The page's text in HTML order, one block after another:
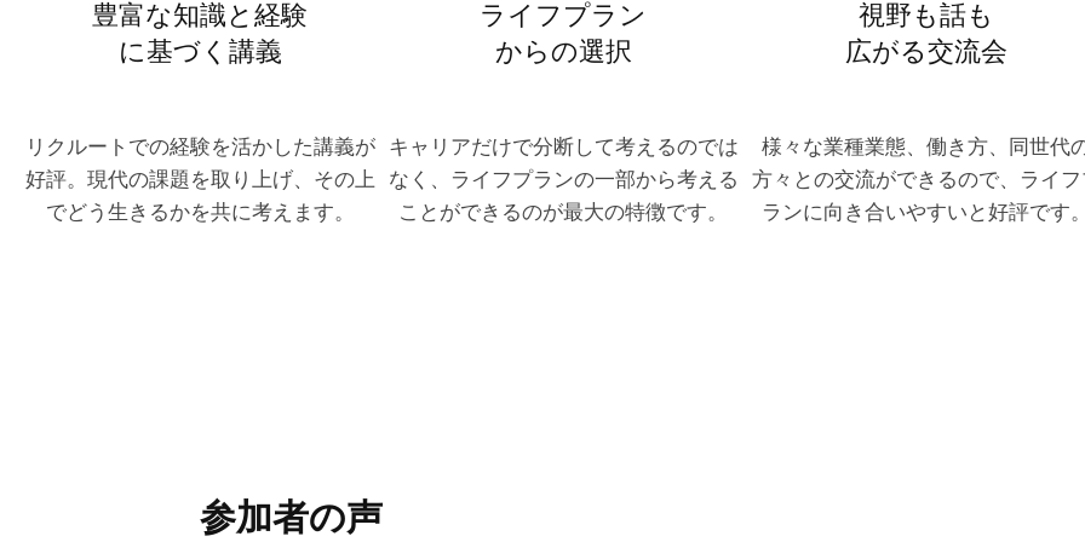
豊富な知識と経験
に基づく講義
リクルートでの経験を活かした講義が
好評。現代の課題を取り上げ、その上
でどう生きるかを共に考えます。
ライフプラン
からの選択
キャリアだけで分断して考えるのでは
なく、ライフプランの一部から考える
ことができるのが最大の特徴です。
視野も話も
広がる交流会
様々な業種業態、働き方、同世代
方々との交流ができるので、ライ
ランに向き合いやすいと好評です。
参加者の声